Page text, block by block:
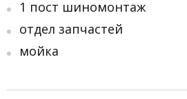
1 пост шиномонтаж
отдел запчастей
мойка